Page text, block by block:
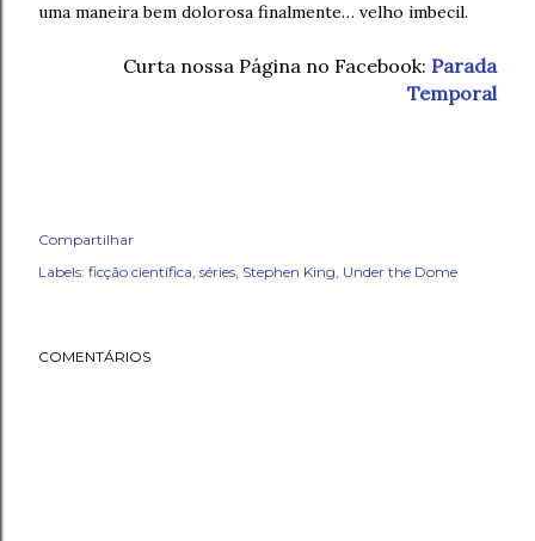
uma maneira bem dolorosa finalmente… velho imbecil.
Curta nossa Página no Facebook: Parada
Temporal
Compartilhar
Labels: ficção científica séries Stephen King Under the Dome
COMENTÁRIOS